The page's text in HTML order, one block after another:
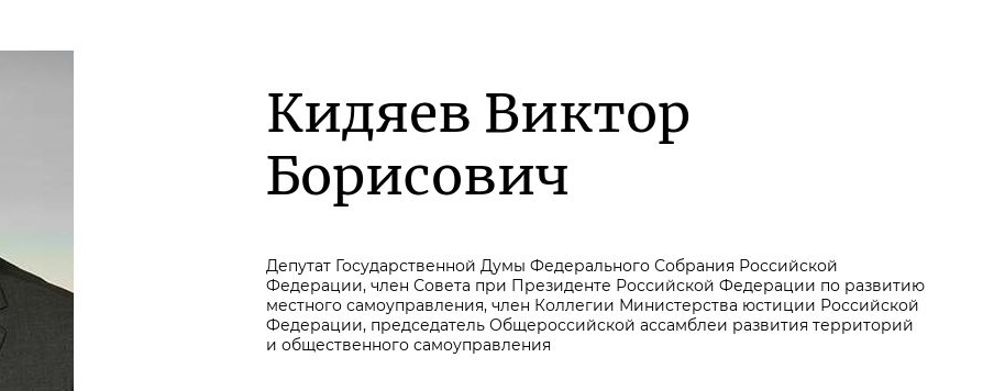
Кидяев Виктор
Борисович
Депутат Государственной Думы Федерального Собрания Российской
Федерации, член Совета при Президенте Российской Федерации по развитию
местного самоуправления, член Коллегии Министерства юстиции Российской
Федерации, председатель Общероссийской ассамблеи развития территорий
и общественного самоуправления